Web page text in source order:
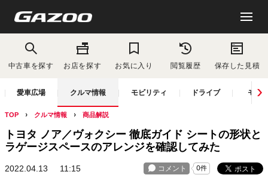
中古車を探す お店を探す お気に入り 閲覧履歴 保存した見積
愛車広場 クルマ情報 モビリティ ドライブ モー
TOP クルマ情報 商品解説
トヨタ ノア／ヴォクシー 徹底ガイド シートの形状と
ラゲージスペースのアレンジを確認してみた
2022.04.13 11:15